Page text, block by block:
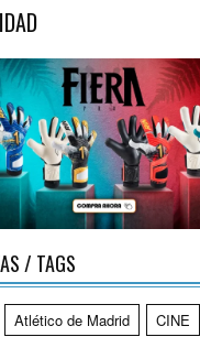
/ TAGS
Atlético de Madrid
CINE